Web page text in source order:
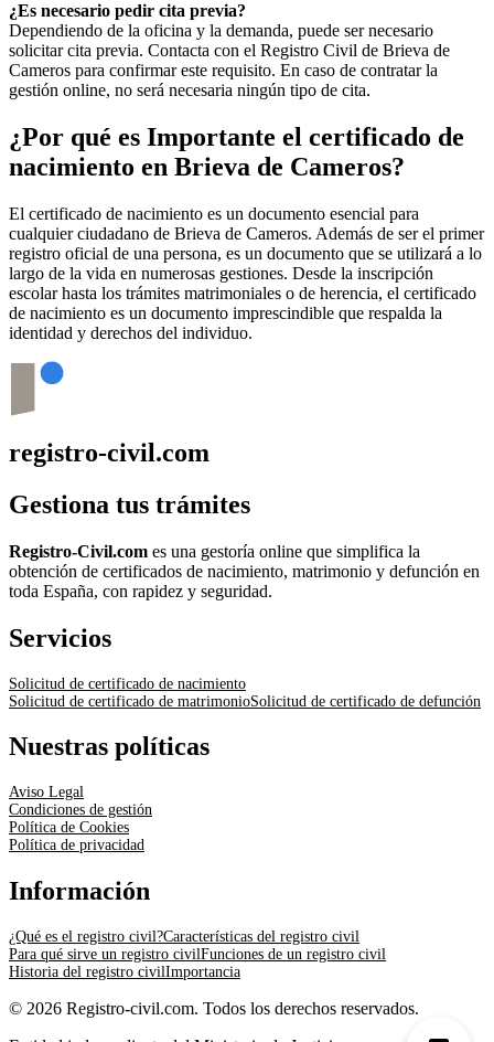
¿Es necesario pedir cita previa?
Dependiendo de la oficina y la demanda, puede ser necesario
solicitar cita previa. Contacta con el Registro Civil de Brieva de
Cameros para confirmar este requisito. En caso de contratar la
gestión online, no será necesaria ningún tipo de cita.
¿Por qué es Importante el certificado de
nacimiento en Brieva de Cameros?
El certificado de nacimiento es un documento esencial para
cualquier ciudadano de Brieva de Cameros. Además de ser el primer
registro oficial de una persona, es un documento que se utilizará a lo
largo de la vida en numerosas gestiones. Desde la inscripción
escolar hasta los trámites matrimoniales o de herencia, el certificado
de nacimiento es un documento imprescindible que respalda la
identidad y derechos del individuo.
registro-civil.com
Gestiona tus trámites
Registro-Civil.com es una gestoría online que simplifica la
obtención de certificados de nacimiento, matrimonio y defunción en
toda España, con rapidez y seguridad.
Servicios
Solicitud de certificado de nacimiento
Solicitud de certificado de matrimonioSolicitud de certificado de defunción
Nuestras políticas
Aviso Legal
Condiciones de gestión
Política de Cookies
Política de privacidad
Información
¿Qué es el registro civil?Características del registro civil
Para qué sirve un registro civilFunciones de un registro civil
Historia del registro civilImportancia
© 2026 Registro-civil.com. Todos los derechos reservados.